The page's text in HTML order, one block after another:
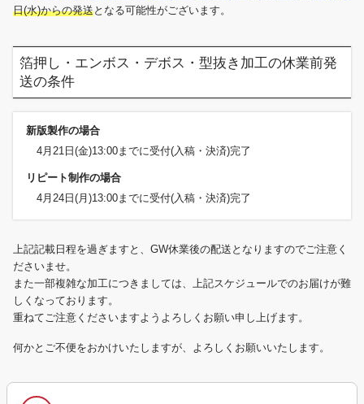
日(水)からの発送となる可能性がございます。
箔押し・エンボス・デボス・型抜き加工の休業前発
送の条件
新版製作の場合
4月21日(金)13:00までに受付(入稿・決済)完了
リピート制作の場合
4月24日(月)13:00までに受付(入稿・決済)完了
上記記載日程を過ぎますと、GW休業後の配送となりますのでご注意く
ださいませ。
また一部複雑な加工につきましては、上記スケジュールでのお届けが難
しくなっております。
重ねてご注意くださいますようよろしくお願い申し上げます。
何かとご不便をおかけいたしますが、よろしくお願いいたします。